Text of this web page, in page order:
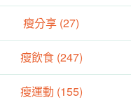
瘦分享 (27)
瘦飲食 (247)
瘦運動 (155)